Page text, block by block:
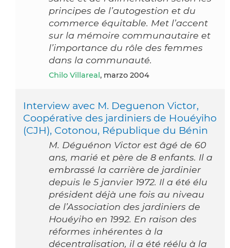
principes de l’autogestion et du
commerce équitable. Met l’accent
sur la mémoire communautaire et
l’importance du rôle des femmes
dans la communauté.
Chilo Villareal , marzo 2004
Interview avec M. Deguenon Victor,
Coopérative des jardiniers de Houéyiho
(CJH), Cotonou, République du Bénin
M. Déguénon Victor est âgé de 60
ans, marié et père de 8 enfants. Il a
embrassé la carrière de jardinier
depuis le 5 janvier 1972. Il a été élu
président déjà une fois au niveau
de l’Association des jardiniers de
Houéyiho en 1992. En raison des
réformes inhérentes à la
décentralisation, il a été réélu à la